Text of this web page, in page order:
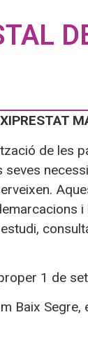
de les
1 de
Baix